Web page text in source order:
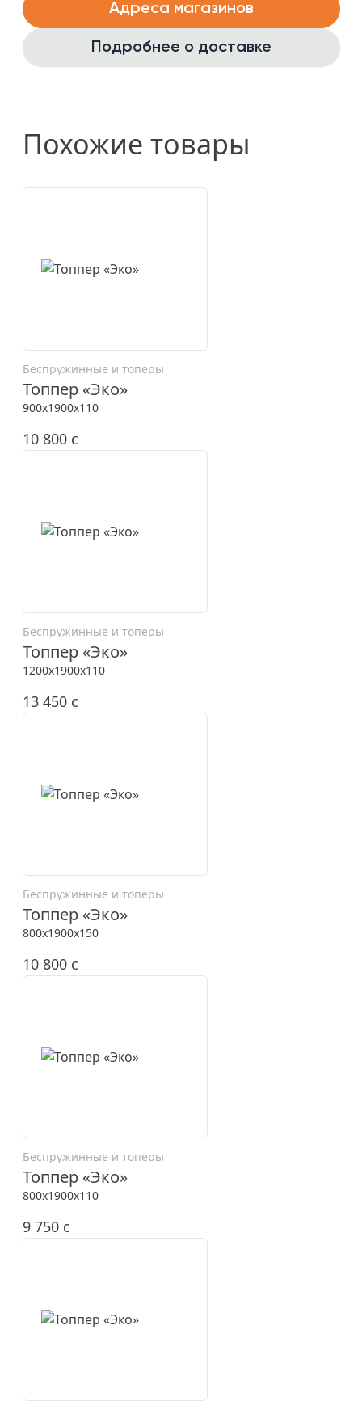
Адреса магазинов
Подробнее о доставке
Похожие товары
Беспружинные и топеры
Топпер «Эко»
900x1900x110
10 800 c
Беспружинные и топеры
Топпер «Эко»
1200x1900x110
13 450 c
Беспружинные и топеры
Топпер «Эко»
800x1900x150
10 800 c
Беспружинные и топеры
Топпер «Эко»
800x1900x110
9 750 c